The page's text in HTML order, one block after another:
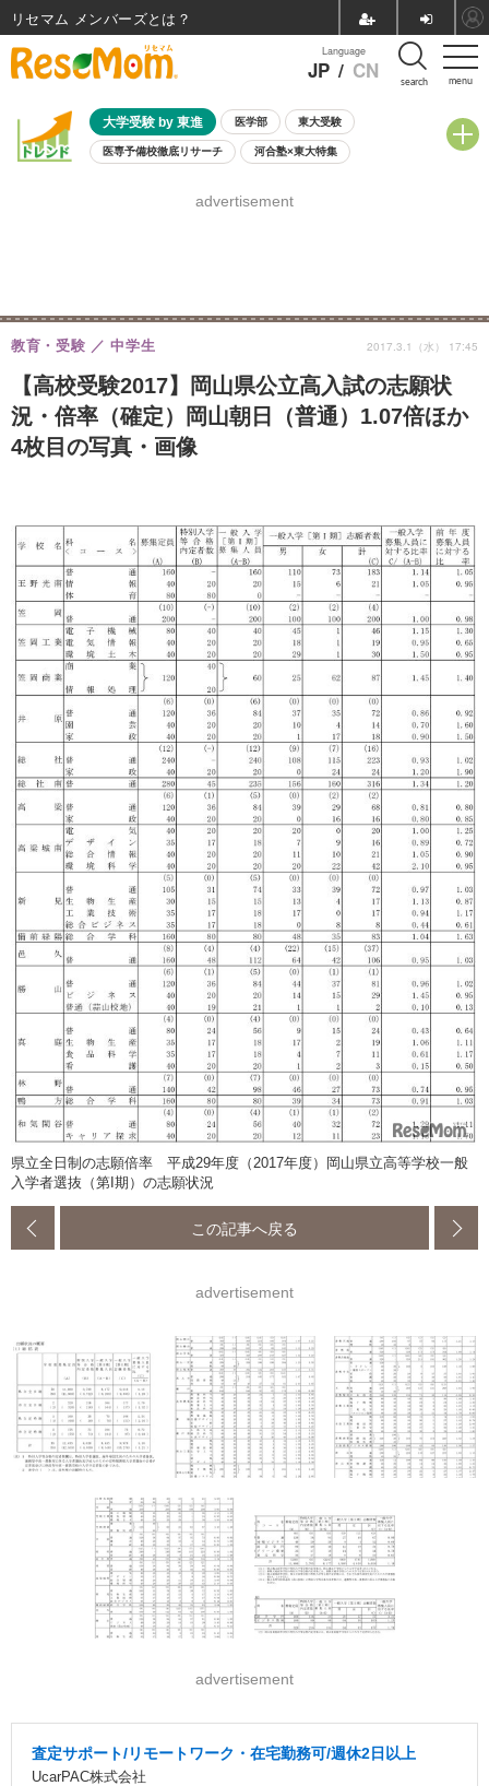
menu
Language
JP / CN search
大学受験 by 東進 医学部 東大受験
医専予備校徹底リサーチ 河合塾×東大特集
8月開催学校説明会・相談会
advertisement
【高校受験2017】岡山県公立高入試の志願状
況・倍率（確定）岡山朝日（普通）1.07倍ほか
4枚目の写真・画像
教育・受験 中学生 2017.3.1（水） 17:45
県立全日制の志願倍率 平成29年度（2017年度）岡山県立高等学校一般
入学者選抜（第I期）の志願状況
この記事へ戻る
advertisement
advertisement
査定サポート/リモートワーク・在宅勤務可/週休2日以上
UcarPAC株式会社
リセマム メンバーズ